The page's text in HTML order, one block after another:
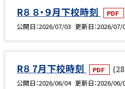
R８ ８・９月下校時刻 PDF
公開日 2026/07/03 更新日 2026/07/
R８ 7月下校時刻 PDF
公開日 2026/06/04 更新日 2026/06/